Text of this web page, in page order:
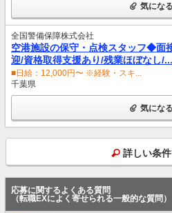
気にな
全国警備保障株式会社
空港施設の保守・点検スタッフ◆面
迎/資格取得支援あり/残業ほぼなし/...
■日給：12,000円〜 ※経験・スキ...
千葉県
気にな
詳しい条
応募に関するよくある質問
（転職EXによく寄せられる一般的な質問）